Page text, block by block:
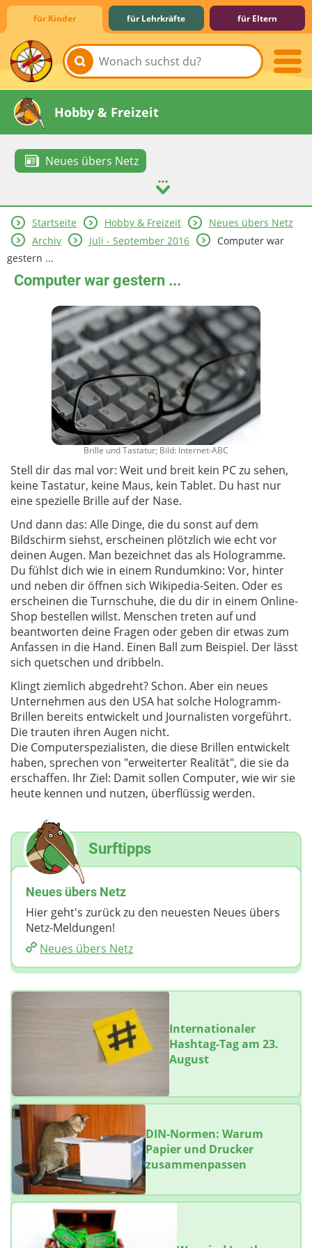
für Kinder für Lehrkräfte für Eltern
Lernen & Schule
Hobby & Freizeit
Neues übers Netz
Spiel & Spaß
Mitreden & Mitmachen
Startseite Hobby & Freizeit
Neues übers Netz
Archiv
Juli - September 2016
Computer war
gestern ...
Computer war gestern ...
Brille und Tastatur; Bild: Internet-ABC
Stell dir das mal vor: Weit und breit kein PC zu sehen,
keine Tastatur, keine Maus, kein Tablet. Du hast nur
eine spezielle Brille auf der Nase.
Und dann das: Alle Dinge, die du sonst auf dem
Bildschirm siehst, erscheinen plötzlich wie echt vor
deinen Augen. Man bezeichnet das als Hologramme.
Du fühlst dich wie in einem Rundumkino: Vor, hinter
und neben dir öffnen sich Wikipedia-Seiten. Oder es
erscheinen die Turnschuhe, die du dir in einem Online-
Shop bestellen willst. Menschen treten auf und
beantworten deine Fragen oder geben dir etwas zum
Anfassen in die Hand. Einen Ball zum Beispiel. Der lässt
sich quetschen und dribbeln.
Klingt ziemlich abgedreht? Schon. Aber ein neues
Unternehmen aus den USA hat solche Hologramm-
Brillen bereits entwickelt und Journalisten vorgeführt.
Die trauten ihren Augen nicht.
Die Computerspezialisten, die diese Brillen entwickelt
haben, sprechen von "erweiterter Realität", die sie da
erschaffen. Ihr Ziel: Damit sollen Computer, wie wir sie
heute kennen und nutzen, überflüssig werden.
Surftipps
Neues übers Netz
Hier geht's zurück zu den neuesten Neues übers
Netz-Meldungen!
Neues übers Netz
Internationaler
Hashtag-Tag am 23.
August
DIN-Normen: Warum
Papier und Drucker
zusammenpassen